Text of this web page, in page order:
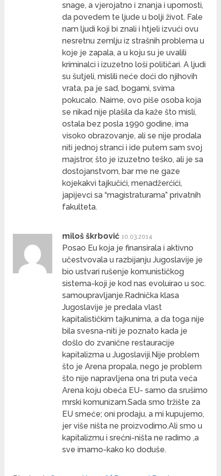
snage, a vjerojatno i znanja i upornosti,
da povedem te ljude u bolji život. Fale
nam ljudi koji bi znali i htjeli izvući ovu
nesretnu zemlju iz strašnih problema u
koje je zapala, a u koju su je uvalili
kriminalci i izuzetno loši političari. A ljudi
su šutjeli, mislili neće doći do njihovih
vrata, pa je sad, bogami, svima
pokucalo. Naime, ovo piše osoba koja
se nikad nije plašila da kaže što misli,
ostala bez posla 1990 godine, ima
visoko obrazovanje, ali se nije prodala
niti jednoj stranci i ide putem sam svoj
majstror, što je izuzetno teško, ali je sa
dostojanstvom, bar me ne gaze
kojekakvi tajkučići, menadžerćići,
japijevci sa “magistraturama” privatnih
fakulteta.
miloš škrbović 10.03.2014
Posao Eu koja je finansirala i aktivno
učestvovala u razbijanju Jugoslavije je
bio ustvari rušenje komunističkog
sistema-koji je kod nas evoluirao u soc.
samoupravljanje.Radnička klasa
Jugoslavije je predala vlast
kapitalističkim tajkunima, a da toga nije
bila svesna-niti je poznato kada je
došlo do zvanične restauracije
kapitalizma u Jugoslaviji.Nije problem
što je Arena propala, nego je problem
što nije napravljena ona tri puta veća
Arena koju obeća EU- samo da srušimo
mrski komunizam.Sada smo tržište za
EU smeće; oni prodaju, a mi kupujemo,
jer više ništa ne proizvodimo.Ali smo u
kapitalizmu i srećni-ništa ne radimo ,a
sve imamo-kako ko doduše.